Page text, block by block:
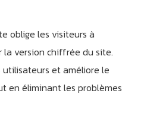
oblige les visiteurs à
la version chiffrée du site.
et améliore le
en éliminant les problèmes